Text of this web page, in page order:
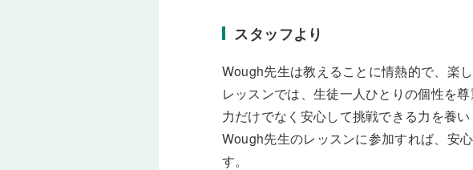
スタッフより
Wough先生は教えることに情熱的で、楽
レッスンでは、生徒一人ひとりの個性を
力だけでなく安心して挑戦できる力を養い
Wough先生のレッスンに参加すれば、安
す。